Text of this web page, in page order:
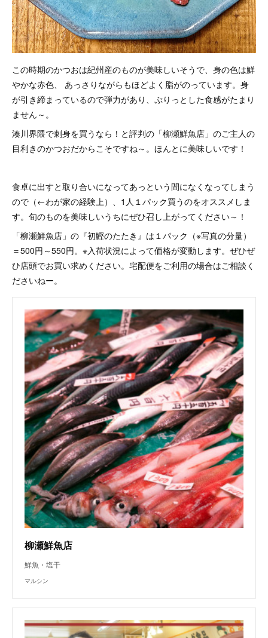
この時期のかつおは紀州産のものが美味しいそうで、身の色は鮮
やかな赤色、 あっさりながらもほどよく脂がのっています。身
が引き締まっているので弾力があり、ぷりっとした食感がたまり
ません～。
湊川界隈で刺身を買うなら！と評判の「柳瀬鮮魚店」のご主人の
目利きのかつおだからこそですね～。ほんとに美味しいです！
食卓に出すと取り合いになってあっという間になくなってしまう
ので（←わが家の経験上）、1人１パック買うのをオススメしま
す。旬のものを美味しいうちにぜひ召し上がってください～！
「柳瀬鮮魚店」の『初鰹のたたき』は１パック（※写真の分量）
＝500円～550円。※入荷状況によって価格が変動します。ぜひぜ
ひ店頭でお買い求めください。宅配便をご利用の場合はご相談く
ださいねー。
柳瀬鮮魚店
鮮魚・塩干
マルシン